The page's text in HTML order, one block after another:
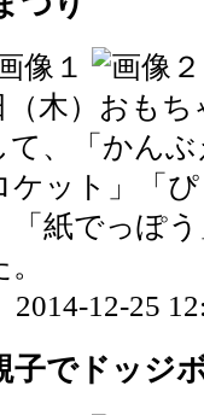
（木）おも
て、「かん
ケット」「
「紙でっぽ
2014-12-25
子でドッジ